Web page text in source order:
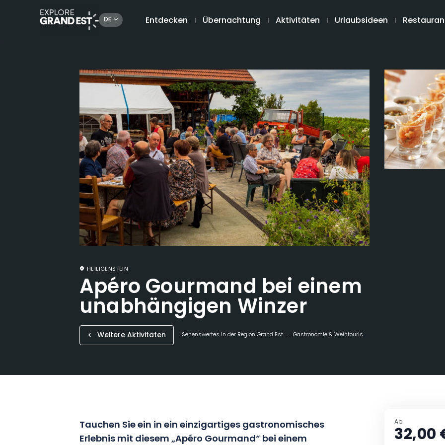
DE Entdecken Übernachtung Aktivitäten Urlaubsideen
HEILIGENSTEIN
Apéro Gourmand bei einem
unabhängigen Winzer
Weitere Aktivitäten Sehenswertes in der Region Grand Est Gastronomie & Weintourismus
Tauchen Sie ein in ein einzigartiges gastronomisches
Erlebnis mit diesem „Apéro Gourmand“ bei einem
Ab
32,00